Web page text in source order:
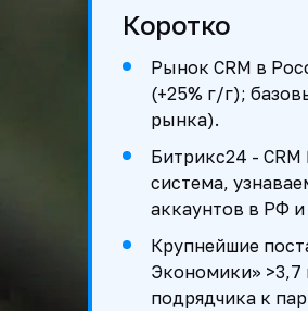
Коротко
Рынок CRM в
(+25% г/г);
рынка).
Битрикс24 -
система,
аккаунтов в РФ
Крупнейшие
Экономики» >3,7
подрядчика к